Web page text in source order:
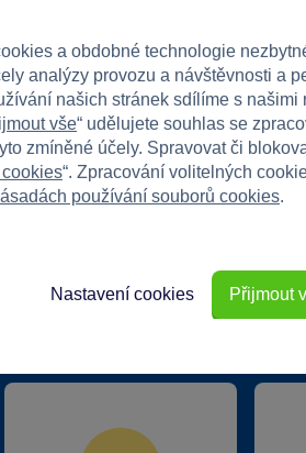
naplno!
a obdobné technologie
analýzy provozu a návštěvnosti a
našich stránek sdílíme s
vše“ udělujete souhlas se
zmíněné účely. Spravovat či
“. Zpracování volitelných
používání souborů cookies.
Nastavení cookies Přijmout